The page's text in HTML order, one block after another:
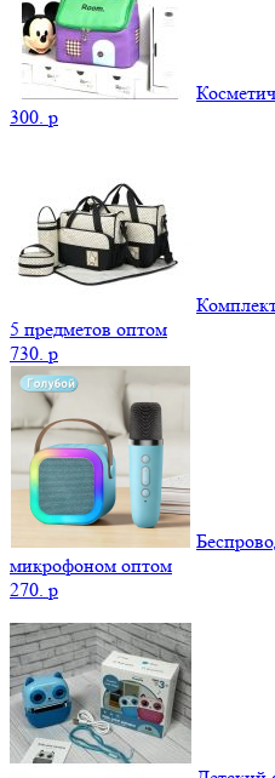
300. p
5 предметов оптом
730. p
микрофоном оптом
270. p